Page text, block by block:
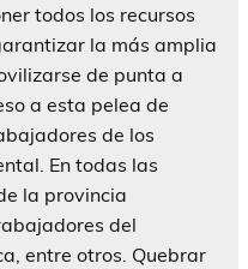
todos los recursos
la más amplia
de punta a
a esta pelea de
de los
En todas las
la provincia
del
entre otros. Quebrar